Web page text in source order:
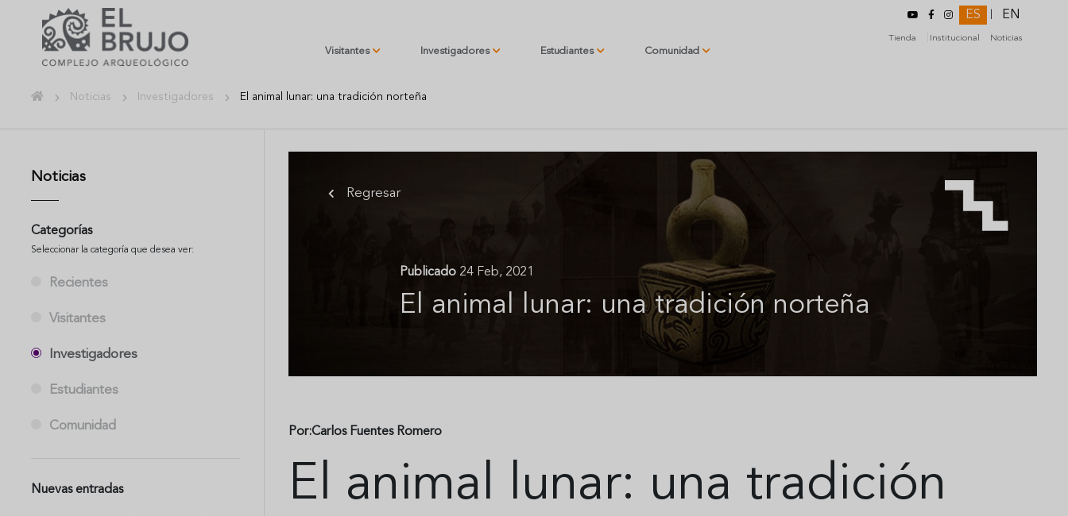
Visitantes Investigadores Estudiantes Comunidad
ES EN
Tienda Institucional Noticias
Noticias Investigadores El animal lunar: una tradición norteña
Noticias
Categorías
Seleccionar la categoría que desea ver:
Recientes
Visitantes
Investigadores
Estudiantes
Comunidad
Nuevas entradas
Regresar
Publicado24 Feb, 2021
El animal lunar: una tradición norteña
Por:Carlos Fuentes Romero
El animal lunar: una tradición